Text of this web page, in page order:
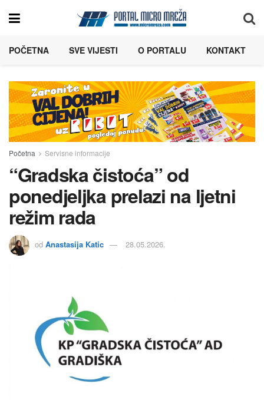
POČETNA SVE VIJESTI O PORTALU KONTAKT
Početna Servisne informacije
“Gradska čistoća” od
ponedjeljka prelazi na ljetni
režim rada
od Anastasija Katic 28.05.2026.